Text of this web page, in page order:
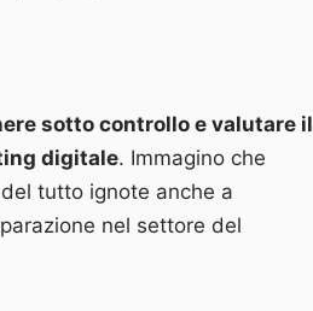
sotto controllo e valutare il
digitale. Immagino che
tutto ignote anche a
nel settore del